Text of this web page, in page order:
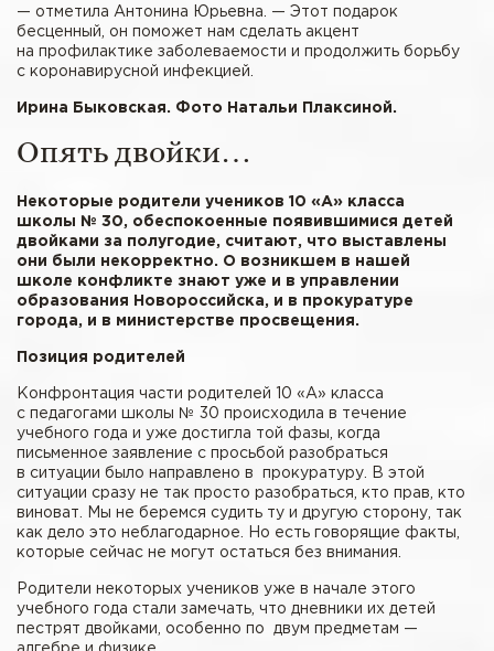
— отметила Антонина Юрьевна. — Этот подарок
бесценный, он поможет нам сделать акцент
на профилактике заболеваемости и продолжить борьбу
с коронавирусной инфекцией.
Ирина Быковская. Фото Натальи Плаксиной.
Опять двойки…
Некоторые родители учеников 10 «А» класса
школы № 30, обеспокоенные появившимися детей
двойками за полугодие, считают, что выставлены
они были некорректно. О возникшем в нашей
школе конфликте знают уже и в управлении
образования Новороссийска, и в прокуратуре
города, и в министерстве просвещения.
Позиция родителей
Конфронтация части родителей 10 «А» класса
с педагогами школы № 30 происходила в течение
учебного года и уже достигла той фазы, когда
письменное заявление с просьбой разобраться
в ситуации было направлено в прокуратуру. В этой
ситуации сразу не так просто разобраться, кто прав, кто
виноват. Мы не беремся судить ту и другую сторону, так
как дело это неблагодарное. Но есть говорящие факты,
которые сейчас не могут остаться без внимания.
Родители некоторых учеников уже в начале этого
учебного года стали замечать, что дневники их детей
пестрят двойками, особенно по двум предметам —